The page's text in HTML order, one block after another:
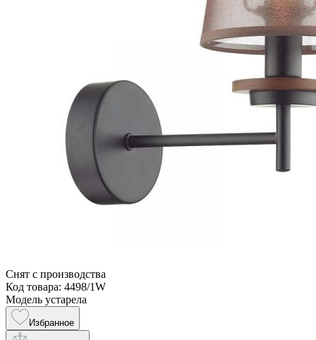
Снят с производства
Код товара: 4498/1W
Модель устарела
Избранное